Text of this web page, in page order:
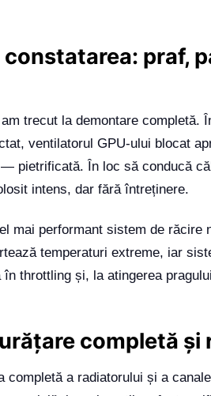
constatarea: praf,
trecut la demontare completă.
ventilatorul GPU-ului blocat
pietrificată. În loc să conducă
intens, dar fără întreținere.
mai performant sistem de răcire
temperaturi extreme, iar
throttling și, la atingerea
completă și
completă a radiatorului și a